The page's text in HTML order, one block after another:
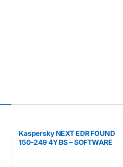
Kaspersky NEXT EDR FOUND
150-249 4Y BS – SOFTWARE